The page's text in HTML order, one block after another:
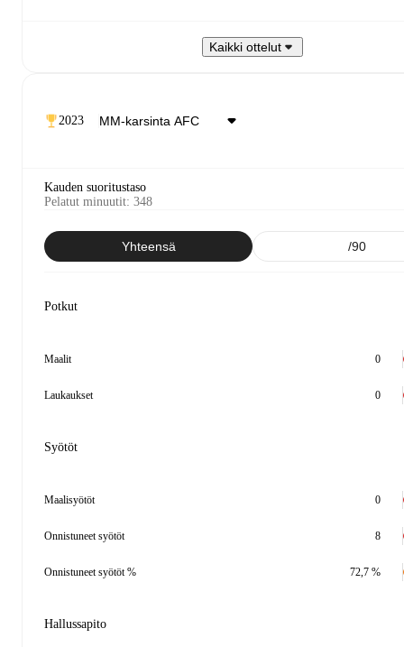
Kaikki ottelut
2023
Kauden suoritustaso
Pelatut minuutit: 348
Yhteensä /90
Potkut
Maalit 0
Laukaukset 0
Syötöt
Maalisyötöt 0
Onnistuneet syötöt 8
Onnistuneet syötöt % 72,7 %
Hallussapito